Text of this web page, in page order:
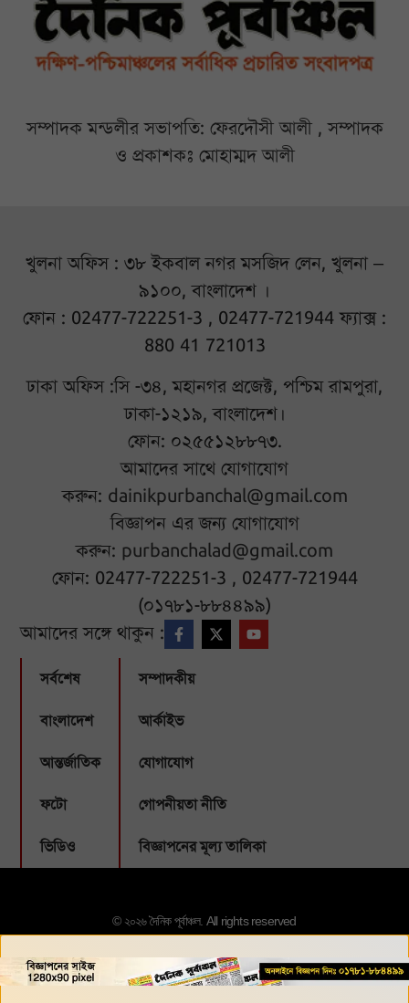
সম্পাদক মন্ডলীর সভাপতি: ফেরদৌসী আলী , সম্পাদক
ও প্রকাশকঃ মোহাম্মদ আলী
খুলনা অফিস : ৩৮ ইকবাল নগর মসজিদ লেন, খুলনা –
৯১০০, বাংলাদেশ ।
ফোন : 02477-722251-3 , 02477-721944 ফ্যাক্স :
880 41 721013
ঢাকা অফিস :সি -৩৪, মহানগর প্রজেক্ট, পশ্চিম রামপুরা,
ঢাকা-১২১৯, বাংলাদেশ।
ফোন: ০২৫৫১২৮৮৭৩.
আমাদের সাথে যোগাযোগ
করুন: dainikpurbanchal@gmail.com
বিজ্ঞাপন এর জন্য যোগাযোগ
করুন: purbanchalad@gmail.com
ফোন: 02477-722251-3 , 02477-721944
(০১৭৮১-৮৮৪৪৯৯)
আমাদের সঙ্গে থাকুন :
সর্বশেষ
বাংলাদেশ
আন্তর্জাতিক
ফটো
ভিডিও
সম্পাদকীয়
আর্কাইভ
যোগাযোগ
গোপনীয়তা নীতি
বিজ্ঞাপনের মূল্য তালিকা
© ২০২৬ দৈনিক পূর্বাঞ্চল. All rights reserved
Designed & Developed by:Webbubl